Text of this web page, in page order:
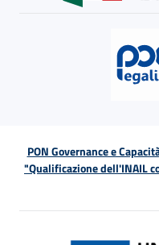
PON Governance e
"Qualificazione dell'INAIL